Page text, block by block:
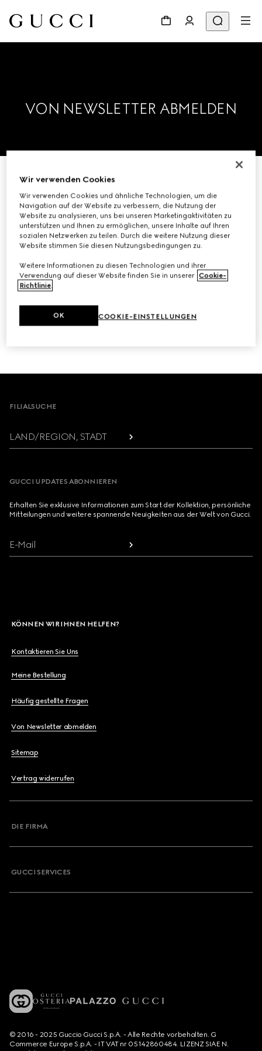
VON NEWSLETTER ABMELDEN
Bitte geben Sie nachfolgend Ihre E-
Mail-Adresse ein und Sie werden aus
unserem E-Mail-Verteiler entfernt.
ABMELDEN
Footer
FILIALSUCHE
LAND/REGION, STADT
GUCCI UPDATES ABONNIEREN
Erhalten Sie exklusive Informationen zum Start der Kollektion, persönliche
Mitteilungen und weitere spannende Neuigkeiten aus der Welt von Gucci.
E-Mail
KÖNNEN WIR IHNEN HELFEN?
Kontaktieren Sie Uns
Meine Bestellung
Häufig gestellte Fragen
Von Newsletter abmelden
Sitemap
Vertrag widerrufen
DIE FIRMA
GUCCI SERVICES
© 2016 - 2025 Guccio Gucci S.p.A. - Alle Rechte vorbehalten. G
Commerce Europe S.p.A. - IT VAT nr 05142860484. LIZENZ SIAE N.
Wir verwenden Cookies
Wir verwenden Cookies und ähnliche Technologien, um die
Navigation auf der Website zu verbessern, die Nutzung der
Website zu analysieren, uns bei unseren Marketingaktivitäten zu
unterstützen und Ihnen zu ermöglichen, unsere Inhalte auf Ihren
sozialen Netzwerken zu teilen. Durch die weitere Nutzung dieser
Website stimmen Sie diesen Nutzungsbedingungen zu.
Weitere Informationen zu diesen Technologien und ihrer
Verwendung auf dieser Website finden Sie in unserer Cookie-
Richtlinie.
COOKIE-EINSTELLUNGEN
OK